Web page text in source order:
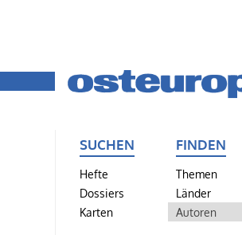
SUCHEN
Hefte
Dossiers
Karten
FINDEN
Themen
Länder
Autoren